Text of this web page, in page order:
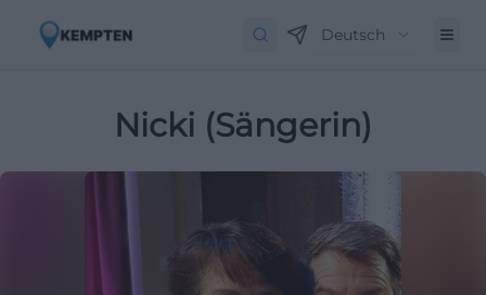
Deutsch
Nicki (Sängerin)